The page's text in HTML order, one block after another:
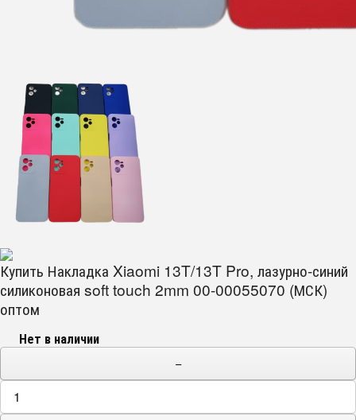
Купить Накладка Xiaomi 13T/13T Pro, лазурно-синий
силиконовая soft touch 2mm 00-00055070 (МСК)
оптом
Нет в наличии
−